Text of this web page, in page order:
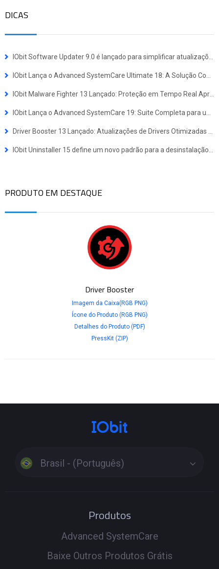
DICAS
PRODUTO EM DESTAQUE
Driver Booster
Imagem da Caixa(RGB PNG)
Ícone do Produto (RGB PNG)
Detalhes do Produto (PDF)
PressKit (ZIP)
Brasil - (Português)
Produtos
Advanced SystemCare
Baixe Outros Produtos Grátis